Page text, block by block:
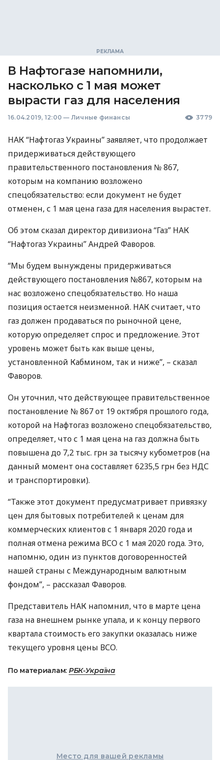
В Нафтогазе напомнили,
насколько с 1 мая может
вырасти газ для населения
16.04.2019, 12:00 — Личные финансы 3779
НАК“Нафтогаз Украины” заявляет, что продолжает
придерживаться действующего
правительственного постановления № 867,
которым на компанию возложено
спецобязательство: если документ не будет
отменен, с 1 мая цена газа для населения вырастет.
Об этом сказал директор дивизиона “Газ” НАК
“Нафтогаз Украины” Андрей Фаворов.
“Мы будем вынуждены придерживаться
действующего постановления №867, которым на
нас возложено спецобязательство. Но наша
позиция остается неизменной. НАКсчитает, что
газ должен продаваться по рыночной цене,
которую определяет спрос и предложение. Этот
уровень может быть как выше цены,
установленной Кабмином, так и ниже”, – сказал
Фаворов.
Он уточнил, что действующее правительственное
постановление № 867 от 19 октября прошлого года,
которой на Нафтогаз возложено спецобязательство,
определяет, что с 1 мая цена на газ должна быть
повышена до 7,2 тыс. грн за тысячу кубометров (на
данный момент она составляет 6235,5 грн без НДС
и транспортировки).
“Также этот документ предусматривает привязку
цен для бытовых потребителей к ценам для
коммерческих клиентов с 1 января 2020 года и
полная отмена режима ВСО с 1 мая 2020 года. Это,
напомню, один из пунктов договоренностей
нашей страны с Международным валютным
фондом”, – рассказал Фаворов.
Представитель НАК напомнил, что в марте цена
газа на внешнем рынке упала, и к концу первого
квартала стоимость его закупки оказалась ниже
текущего уровня цены ВСО.
По материалам: РБК-Україна
Место для вашей рекламы